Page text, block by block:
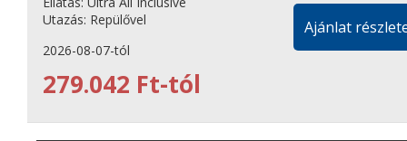
Utazás: Repülővel
2026-08-07-tól
279.042 Ft-tól
Ajánlat